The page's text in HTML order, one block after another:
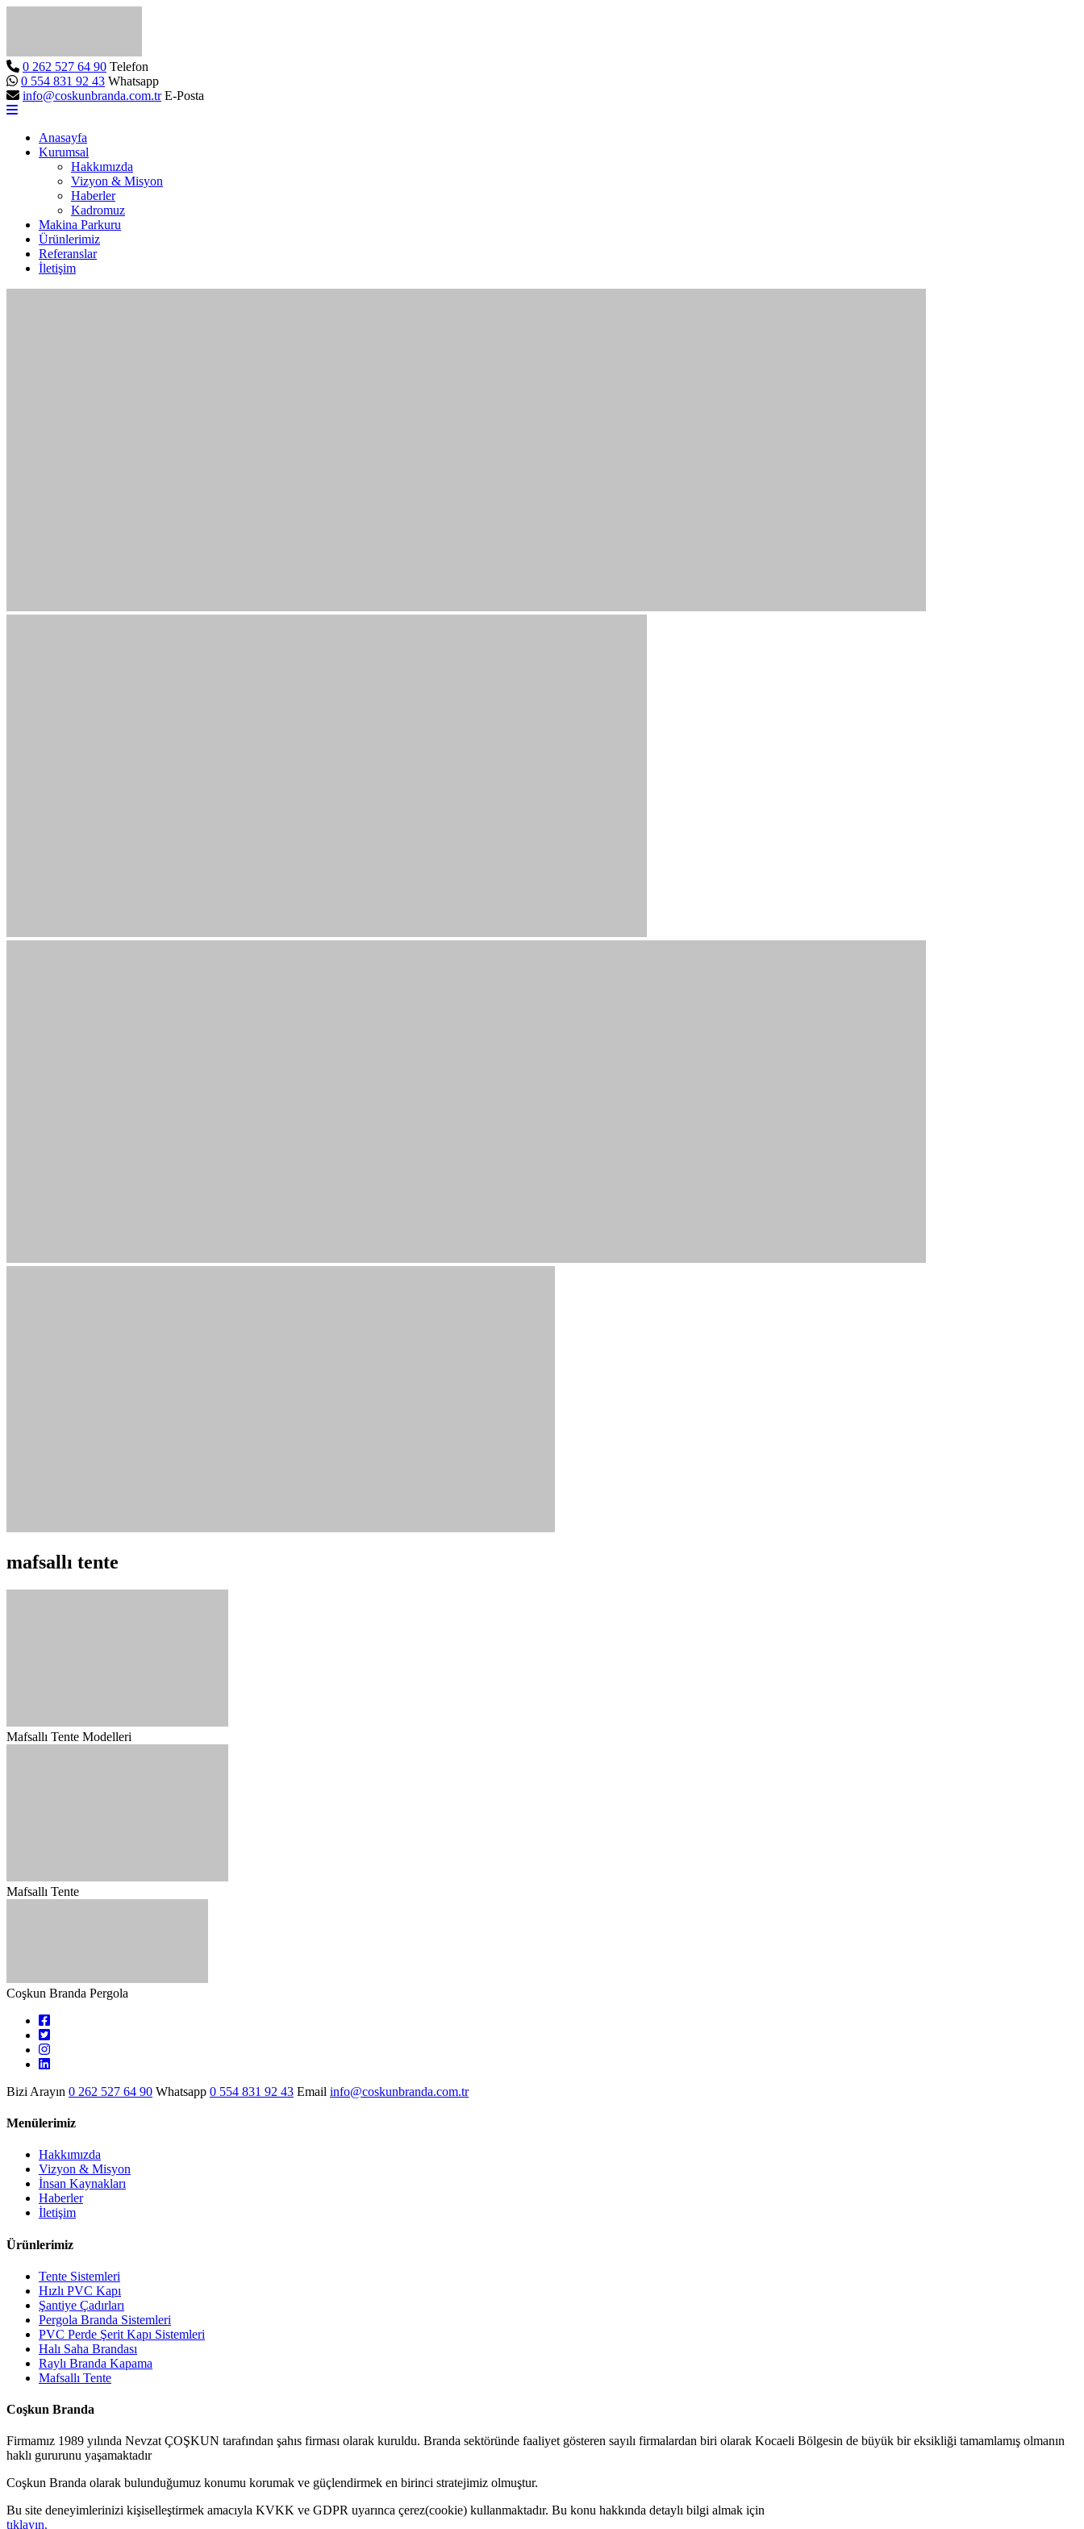
0 262 527 64 90 Telefon
0 554 831 92 43 Whatsapp
info@coskunbranda.com.tr E-Posta
Anasayfa
Kurumsal
Hakkımızda
Vizyon & Misyon
Haberler
Kadromuz
Makina Parkuru
Ürünlerimiz
Referanslar
İletişim
mafsallı tente
Mafsallı Tente Modelleri
Mafsallı Tente
Coşkun Branda Pergola
Bizi Arayın 0 262 527 64 90 Whatsapp 0 554 831 92 43 Email info@coskunbranda.com.tr
Menülerimiz
Hakkımızda
Vizyon & Misyon
İnsan Kaynakları
Haberler
İletişim
Ürünlerimiz
Tente Sistemleri
Hızlı PVC Kapı
Şantiye Çadırları
Pergola Branda Sistemleri
PVC Perde Şerit Kapı Sistemleri
Halı Saha Brandası
Raylı Branda Kapama
Mafsallı Tente
Coşkun Branda
Firmamız 1989 yılında Nevzat ÇOŞKUN tarafından şahıs firması olarak kuruldu. Branda sektöründe faaliyet gösteren sayılı firmalardan biri olarak Kocaeli Bölgesin de büyük bir eksikliği tamamlamış olmanın
haklı gururunu yaşamaktadır
Coşkun Branda olarak bulunduğumuz konumu korumak ve güçlendirmek en birinci stratejimiz olmuştur.
Bu site deneyimlerinizi kişiselleştirmek amacıyla KVKK ve GDPR uyarınca çerez(cookie) kullanmaktadır. Bu konu hakkında detaylı bilgi almak için
tıklayın.